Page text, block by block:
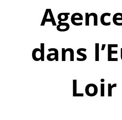
dans
Loir